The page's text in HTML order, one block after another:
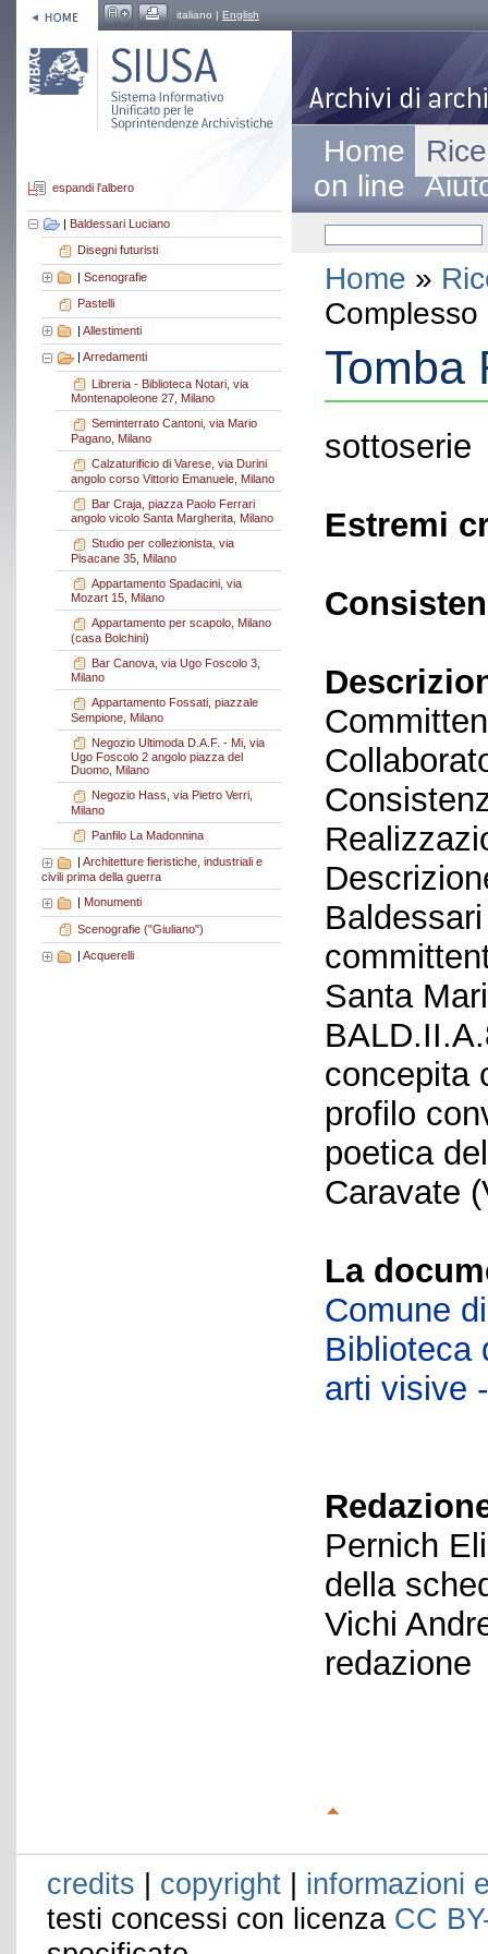
italiano | English
espandi l'albero
| Baldessari Luciano
Disegni futuristi
| Scenografie
Pastelli
| Allestimenti
Arredamenti
Libreria - Biblioteca Notari, via
Montenapoleone 27, Milano
Seminterrato Cantoni, via Mario
Pagano, Milano
Calzaturificio di Varese, via Durini
angolo corso Vittorio Emanuele, Milano
Bar Craja, piazza Paolo Ferrari
angolo vicolo Santa Margherita, Milano
Studio per collezionista, via
Pisacane 35, Milano
Appartamento Spadacini, via
Mozart 15, Milano
Appartamento per scapolo, Milano
(casa Bolchini)
Bar Canova, via Ugo Foscolo 3,
Milano
Appartamento Fossati, piazzale
Sempione, Milano
Negozio Ultimoda D.A.F. - Mi, via
Ugo Foscolo 2 angolo piazza del
Duomo, Milano
Negozio Hass, via Pietro Verri,
Milano
Panfilo La Madonnina
Architetture fieristiche, industriali e
civili prima della guerra
| Monumenti
Scenografie ("Giuliano")
| Acquerelli
Home
on line
Home »
Tomba
sottoserie
Estremi
Santa
concepita
profilo
poetica
Caravate
La
Comune
Biblioteca
arti visive
Pernich
della
Vichi
redazione
credits | copyright | informazioni
testi concessi con licenza CC